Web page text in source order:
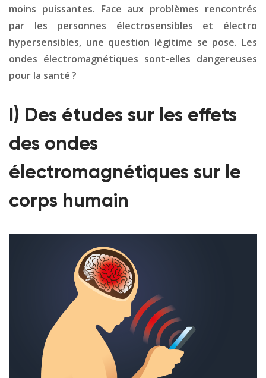
moins puissantes. Face aux problèmes rencontrés
par les personnes électrosensibles et électro
hypersensibles, une question légitime se pose. Les
ondes électromagnétiques sont-elles dangereuses
pour la santé ?
I) Des études sur les effets
des ondes
électromagnétiques sur le
corps humain